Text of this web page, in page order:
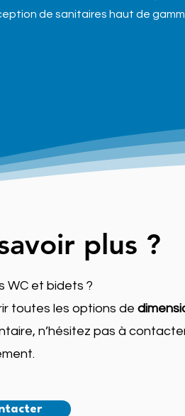
de sanitaires haut de
plus ?
WC et bidets ?
toutes les options de
n’hésitez pas à